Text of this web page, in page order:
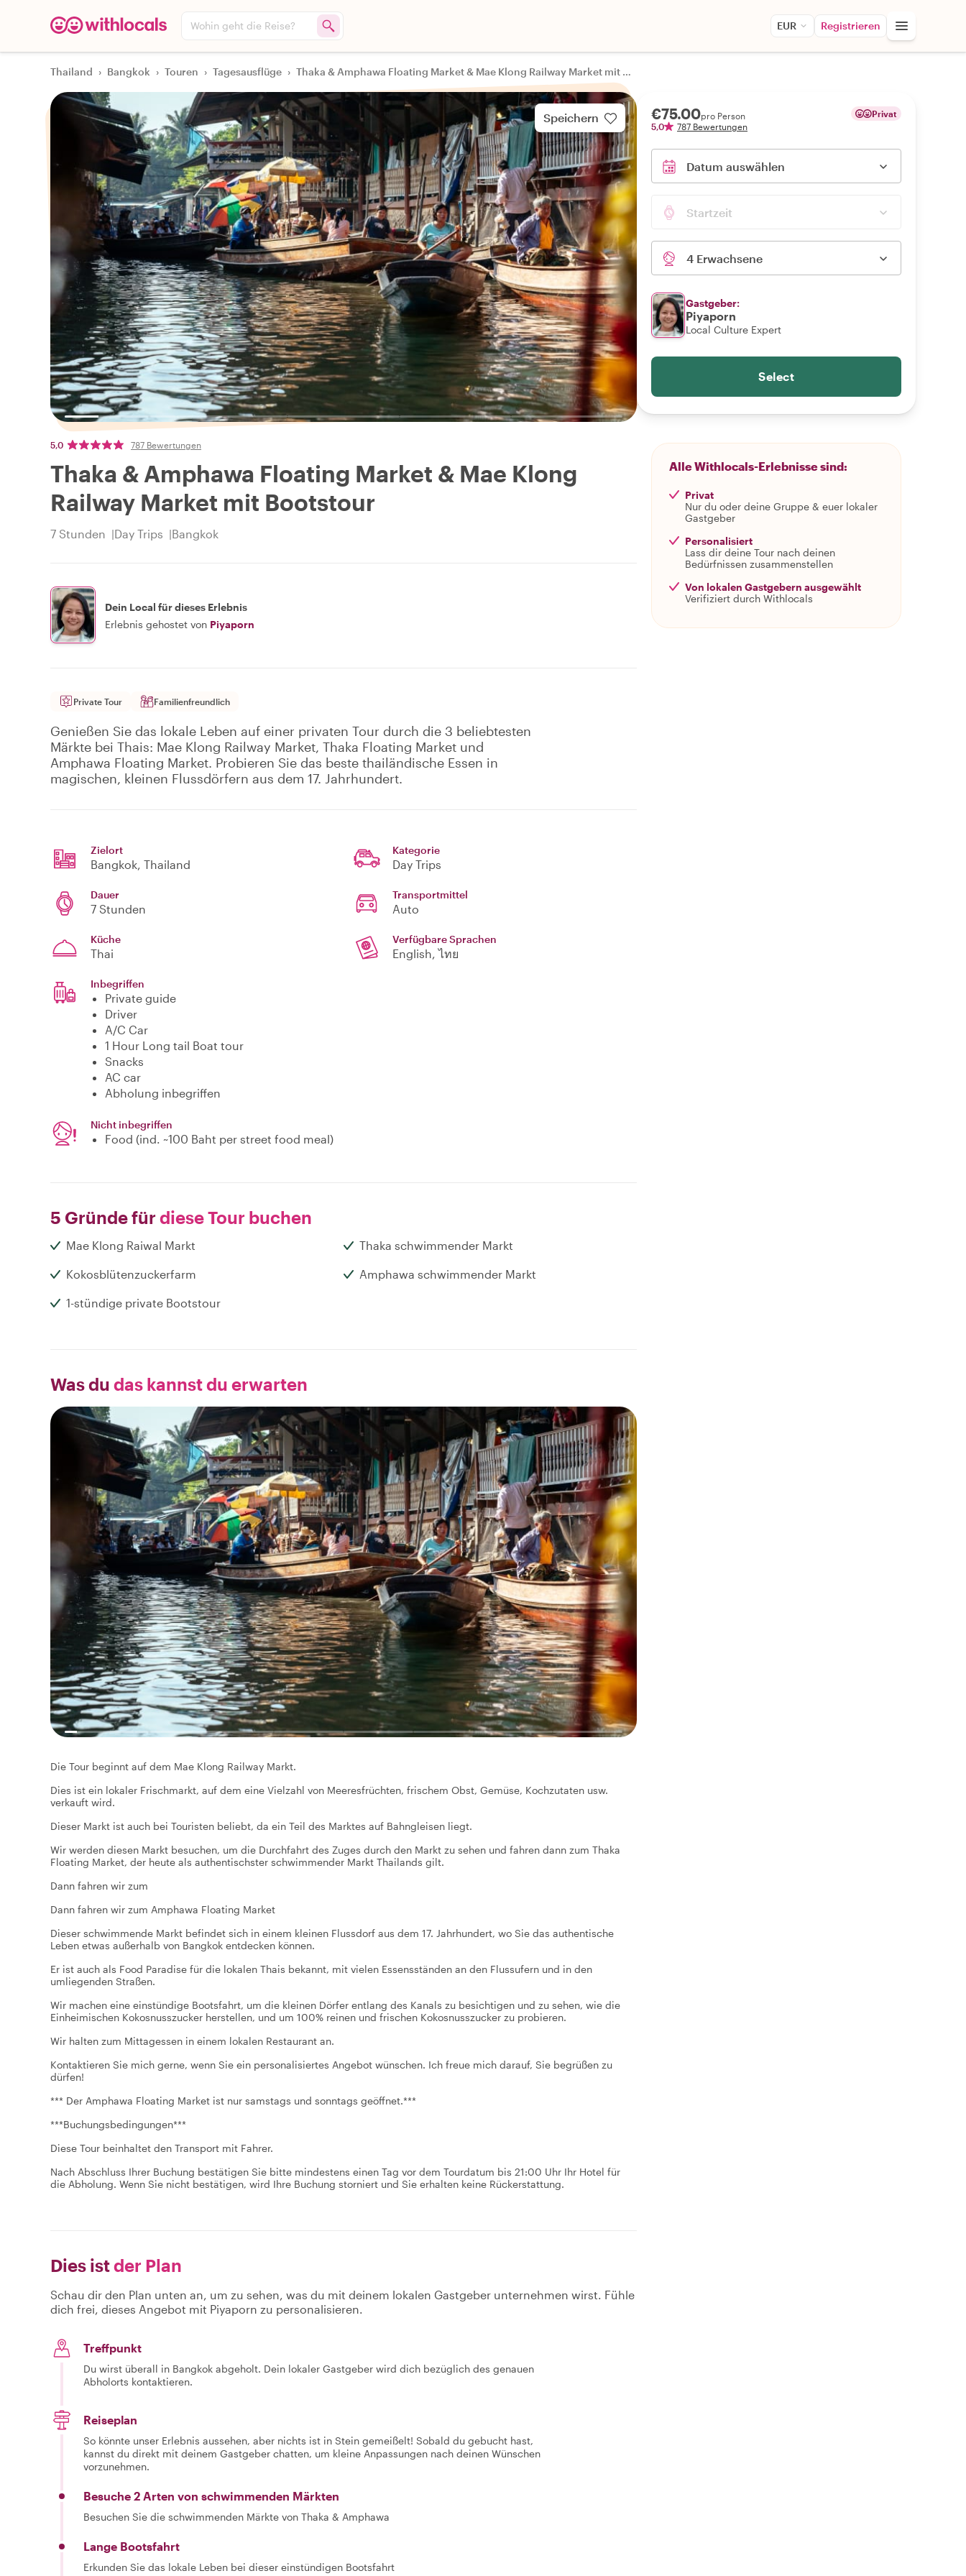
Wohin geht die Reise? EUR Registrieren
Thailand › Bangkok › Touren › Tagesausflüge › Thaka & Amphawa Floating Market & Mae Klong Railway Market mit Bootstour
Speichern
5,0 787 Bewertungen
Thaka & Amphawa Floating Market & Mae Klong
Railway Market mit Bootstour
7 Stunden Day Trips Bangkok
Dein Local für dieses Erlebnis
Erlebnis gehostet von Piyaporn
Private Tour Familienfreundlich
Genießen Sie das lokale Leben auf einer privaten Tour durch die 3 beliebtesten
Märkte bei Thais: Mae Klong Railway Market, Thaka Floating Market und
Amphawa Floating Market. Probieren Sie das beste thailändische Essen in
magischen, kleinen Flussdörfern aus dem 17. Jahrhundert.
Zielort
Bangkok, Thailand
Kategorie
Day Trips
Dauer
7 Stunden
Transportmittel
Auto
Küche
Thai
Verfügbare Sprachen
English, ไทย
Inbegriffen
Private guide
Driver
A/C Car
1 Hour Long tail Boat tour
Snacks
AC car
Abholung inbegriffen
Nicht inbegriffen
Food (ind. ~100 Baht per street food meal)
5 Gründe für diese Tour buchen
Mae Klong Raiwal Markt Thaka schwimmender Markt
Kokosblütenzuckerfarm Amphawa schwimmender Markt
1-stündige private Bootstour
Was du das kannst du erwarten
Die Tour beginnt auf dem Mae Klong Railway Markt.
Dies ist ein lokaler Frischmarkt, auf dem eine Vielzahl von Meeresfrüchten, frischem Obst, Gemüse, Kochzutaten usw.
verkauft wird.
Dieser Markt ist auch bei Touristen beliebt, da ein Teil des Marktes auf Bahngleisen liegt.
Wir werden diesen Markt besuchen, um die Durchfahrt des Zuges durch den Markt zu sehen und fahren dann zum Thaka
Floating Market, der heute als authentischster schwimmender Markt Thailands gilt.
Dann fahren wir zum
Dann fahren wir zum Amphawa Floating Market
Dieser schwimmende Markt befindet sich in einem kleinen Flussdorf aus dem 17. Jahrhundert, wo Sie das authentische
Leben etwas außerhalb von Bangkok entdecken können.
Er ist auch als Food Paradise für die lokalen Thais bekannt, mit vielen Essensständen an den Flussufern und in den
umliegenden Straßen.
Wir machen eine einstündige Bootsfahrt, um die kleinen Dörfer entlang des Kanals zu besichtigen und zu sehen, wie die
Einheimischen Kokosnusszucker herstellen, und um 100% reinen und frischen Kokosnusszucker zu probieren.
Wir halten zum Mittagessen in einem lokalen Restaurant an.
Kontaktieren Sie mich gerne, wenn Sie ein personalisiertes Angebot wünschen. Ich freue mich darauf, Sie begrüßen zu
dürfen!
*** Der Amphawa Floating Market ist nur samstags und sonntags geöffnet.***
***Buchungsbedingungen***
Diese Tour beinhaltet den Transport mit Fahrer.
Nach Abschluss Ihrer Buchung bestätigen Sie bitte mindestens einen Tag vor dem Tourdatum bis 21:00 Uhr Ihr Hotel für
die Abholung. Wenn Sie nicht bestätigen, wird Ihre Buchung storniert und Sie erhalten keine Rückerstattung.
Dies istder Plan
Schau dir den Plan unten an, um zu sehen, was du mit deinem lokalen Gastgeber unternehmen wirst. Fühle
dich frei, dieses Angebot mit Piyaporn zu personalisieren.
Treffpunkt
Du wirst überall in Bangkok abgeholt. Dein lokaler Gastgeber wird dich bezüglich des genauen
Abholorts kontaktieren.
Reiseplan
So könnte unser Erlebnis aussehen, aber nichts ist in Stein gemeißelt! Sobald du gebucht hast,
kannst du direkt mit deinem Gastgeber chatten, um kleine Anpassungen nach deinen Wünschen
vorzunehmen.
Besuche 2 Arten von schwimmenden Märkten
Besuchen Sie die schwimmenden Märkte von Thaka & Amphawa
Lange Bootsfahrt
Erkunden Sie das lokale Leben bei dieser einstündigen Bootsfahrt
€75.00pro Person
5,0
787 Bewertungen
Privat
Datum auswählen
Startzeit
4 Erwachsene
Gastgeber:
Piyaporn
Local Culture Expert
Select
Alle Withlocals-Erlebnisse sind:
Privat
Nur du oder deine Gruppe & euer lokaler
Gastgeber
Personalisiert
Lass dir deine Tour nach deinen
Bedürfnissen zusammenstellen
Von lokalen Gastgebern ausgewählt
Verifiziert durch Withlocals